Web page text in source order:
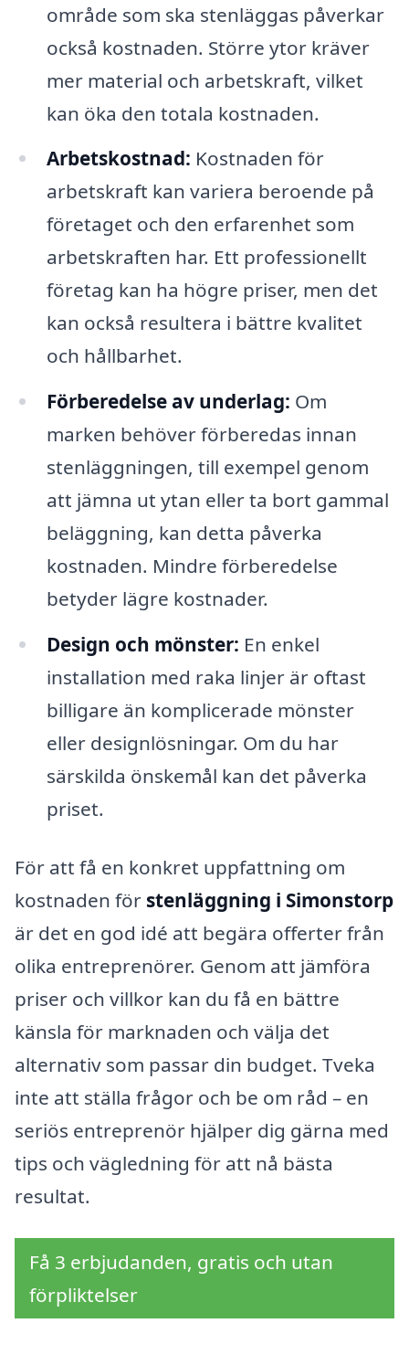
område som ska stenläggas påverkar
också kostnaden. Större ytor kräver
mer material och arbetskraft, vilket
kan öka den totala kostnaden.
Arbetskostnad: Kostnaden för
arbetskraft kan variera beroende på
företaget och den erfarenhet som
arbetskraften har. Ett professionellt
företag kan ha högre priser, men det
kan också resultera i bättre kvalitet
och hållbarhet.
Förberedelse av underlag: Om
marken behöver förberedas innan
stenläggningen, till exempel genom
att jämna ut ytan eller ta bort gammal
beläggning, kan detta påverka
kostnaden. Mindre förberedelse
betyder lägre kostnader.
Design och mönster: En enkel
installation med raka linjer är oftast
billigare än komplicerade mönster
eller designlösningar. Om du har
särskilda önskemål kan det påverka
priset.
För att få en konkret uppfattning om
kostnaden för stenläggning i Simonstorp
är det en god idé att begära offerter från
olika entreprenörer. Genom att jämföra
priser och villkor kan du få en bättre
känsla för marknaden och välja det
alternativ som passar din budget. Tveka
inte att ställa frågor och be om råd – en
seriös entreprenör hjälper dig gärna med
tips och vägledning för att nå bästa
resultat.
Få 3 erbjudanden, gratis och utan
förpliktelser